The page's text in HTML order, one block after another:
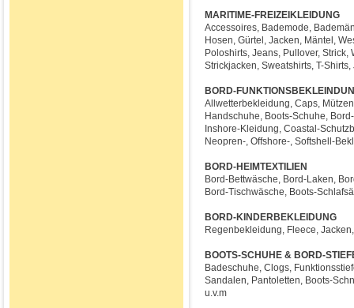
MARITIME-FREIZEIKLEIDUNG
Accessoires, Bademode,
Hosen, Gürtel, Jacken, Mäntel,
Poloshirts, Jeans, Pullover,
Strickjacken, Sweatshirts, T-
BORD-
Allwetterbekleidung, Caps,
Handschuhe, Boots-Schuhe,
Inshore-Kleidung, Coastal-
Neopren-, Offshore-, Softshell-
BORD-HEIMTEXTILIEN
Bord-Bettwäsche, Bord-Laken,
Bord-Tischwäsche, Boots-
BORD-KINDERBEKLEIDUNG
Regenbekleidung, Fleece,
BOOTS-SCHUHE & BORD-
Badeschuhe, Clogs,
Sandalen, Pantoletten, Boots-
u.v.m